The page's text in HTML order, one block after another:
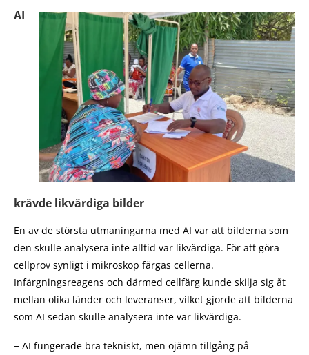
AI
krävde likvärdiga bilder
En av de största utmaningarna med AI var att bilderna som
den skulle analysera inte alltid var likvärdiga. För att göra
cellprov synligt i mikroskop färgas cellerna.
Infärgningsreagens och därmed cellfärg kunde skilja sig åt
mellan olika länder och leveranser, vilket gjorde att bilderna
som AI sedan skulle analysera inte var likvärdiga.
− AI fungerade bra tekniskt, men ojämn tillgång på